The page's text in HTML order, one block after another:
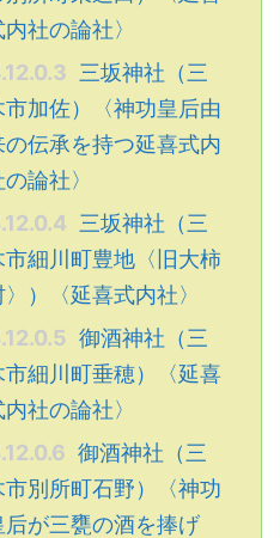
社の論社〉
三坂神社（三
市加佐）〈神功皇后由
の伝承を持つ延喜式内
論社〉
三坂神社（三
市細川町豊地〈旧大柿
〉）〈延喜式内社〉
御酒神社（三
市細川町垂穂）〈延喜
社の論社〉
御酒神社（三
市別所町石野）〈神功
后が三甕の酒を捧げ